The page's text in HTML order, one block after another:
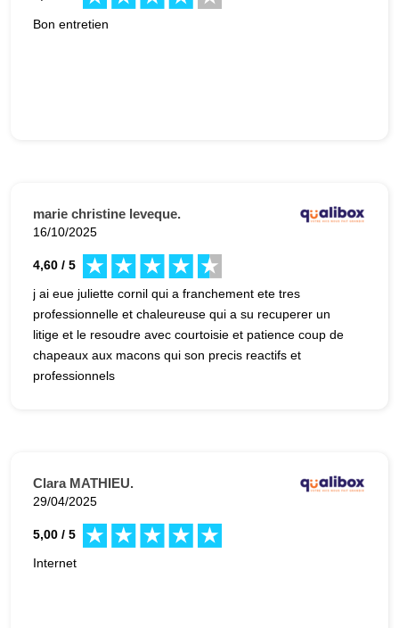
Bon entretien
marie christine leveque.
16/10/2025
4,60 / 5
j ai eue juliette cornil qui a franchement ete tres
professionnelle et chaleureuse qui a su recuperer un
litige et le resoudre avec courtoisie et patience coup de
chapeaux aux macons qui son precis reactifs et
professionnels
Clara MATHIEU.
29/04/2025
5,00 / 5
Internet